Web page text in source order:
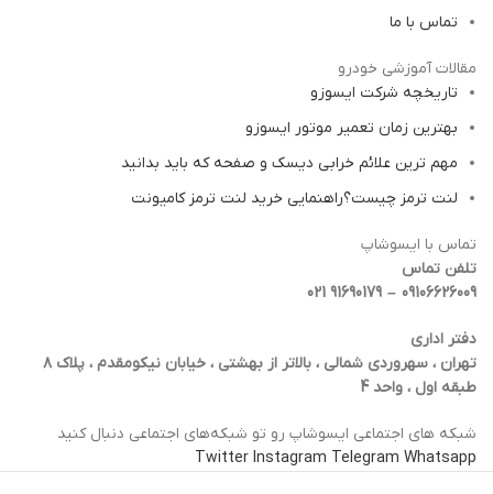
تماس با ما
مقالات آموزشی خودرو
تاریخچه شرکت ایسوزو
بهترین زمان تعمیر موتور ایسوزو
مهم ترین علائم خرابی دیسک و صفحه که باید بدانید
لنت ترمز چیست؟راهنمایی خرید لنت ترمز کامیونت
تماس با ایسوشاپ
تلفن تماس
09106626009 – 91690179 021
دفتر اداری
تهران ، سهروردی شمالی ، بالاتر از بهشتی ، خیابان نیکومقدم ، پلاک ۸
طبقه اول ، واحد 4
شبکه‌ های اجتماعی ایسوشاپ رو تو شبکه‌های اجتماعی دنبال کنید
Twitter Instagram Telegram Whatsapp